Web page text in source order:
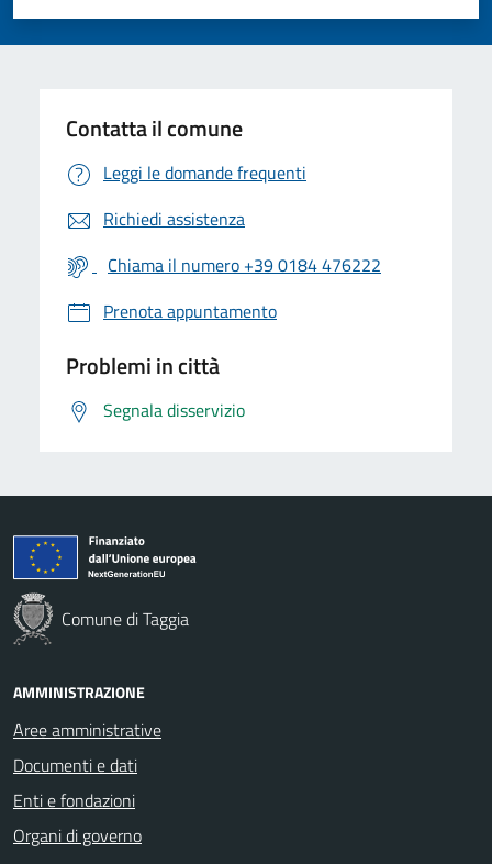
Valuta 5 stelle su 5
Valuta 4 stelle su 5
Valuta 3 stelle su 5
Valuta 2 stelle su 5
Valuta 1 stelle su 5
Contatta il comune
Leggi le domande frequenti
Richiedi assistenza
Chiama il numero +39 0184 476222
Prenota appuntamento
Problemi in città
Segnala disservizio
Comune di Taggia
AMMINISTRAZIONE
Aree amministrative
Documenti e dati
Enti e fondazioni
Organi di governo